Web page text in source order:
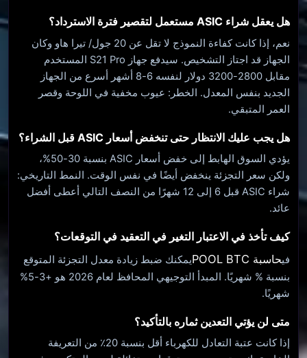
هل يعقل شراء ASIC مستعمل لتقصير فترة الاسترداد؟
نعم، إذا كانت كفاءة النموذج لا تقل عن 20 جول/ تيرا هاو وكان
الجهاز قد اجتاز التشخيص. سيدفع جهاز S21 Pro المستخدم
مقابل 2800-3200 دولار لنفسه 6-8 أشهر أسرع من الجهاز
الجديد بنفس المعدل. الخطر: عيوب مخفية في اللوحة وقصر
العمر المتبقي.
هل يجب عليك الانتظار حتى تنخفض أسعار ASIC قبل الشراء؟
يؤدي السوق الهابط إلى خفض أسعار ASIC بنسبة 30-50%،
ولكن سعر التجزئة ينخفض ​​أيضًا في نفس الوقت. النمط التاريخي:
شراء ASIC قبل 6 إلى 12 شهرًا من النصف التالي أعطى أفضل
عائد.
كيف تأخذ في الاعتبار التغير في التعقيد في التوقعات؟
فيحاسبة POOL BTC
يمكنك ضبط زيادة معدل التجزئة المتوقع
بنسبة % شهريًا. المبدأ التوجيهي المحافظ لعام 2026 هو +3-5%
شهريًا.
متى لن يؤتي التعدين ثماره بالتأكيد؟
إذا كانت عتبة التعادل للكهرباء أقل بنسبة 20٪ من التعريفة